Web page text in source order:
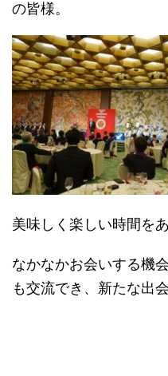
の皆様。
美味しく楽しい時間を
なかなかお会いする機
も交流でき、新たな出